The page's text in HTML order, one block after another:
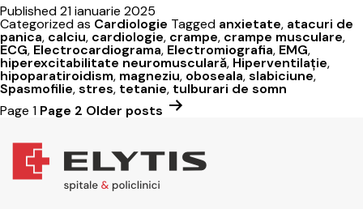
spasmofilia?
Prevenție
și
tratament
la
Published21 ianuarie 2025
Categorized as Cardiologie Tagged anxietate, atacuri de
panica, calciu, cardiologie, crampe, crampe musculare,
ECG, Electrocardiograma, Electromiografia, EMG,
hiperexcitabilitate neuromusculară, Hiperventilație,
hipoparatiroidism, magneziu, oboseala,slabiciune,
Spasmofilie,stres, tetanie, tulburari de somn
Paginație
articole
Page 1 Page 2 Older posts